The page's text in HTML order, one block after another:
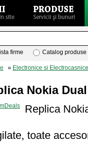
firme Catalog produse
» Electronice si Electrocasnice
Nokia
Replica
toate